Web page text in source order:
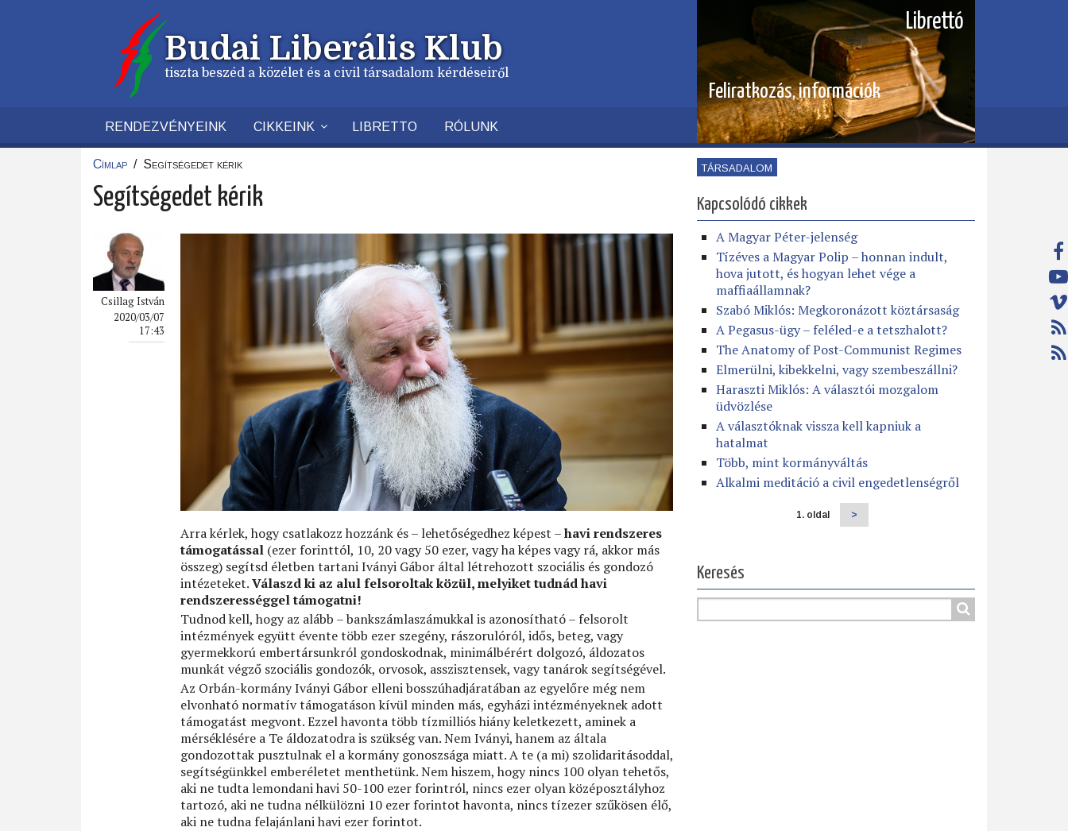
Budai Liberális Klub
tiszta beszéd a közélet és a civil társadalom kérdéseiről
Librettó
Feliratkozás, információk
RENDEZVÉNYEINK CIKKEINK LIBRETTO RÓLUNK
Címlap / Segítségedet kérik
Segítségedet kérik
Csillag István
2020/03/07
17:43
Arra kérlek, hogy csatlakozz hozzánk és – lehetőségedhez képest –havi rendszeres
támogatással (ezer forinttól, 10, 20 vagy 50 ezer, vagy ha képes vagy rá, akkor más
összeg) segítsd életben tartani Iványi Gábor által létrehozott szociális és gondozó
intézeteket.Válaszd ki az alul felsoroltak közül, melyiket tudnád havi
rendszerességgel támogatni!
Tudnod kell, hogy az alább – bankszámlaszámukkal is azonosítható – felsorolt
intézmények együtt évente több ezer szegény, rászorulóról, idős, beteg, vagy
gyermekkorú embertársunkról gondoskodnak, minimálbérért dolgozó, áldozatos
munkát végző szociális gondozók, orvosok, asszisztensek, vagy tanárok segítségével.
Az Orbán-kormány Iványi Gábor elleni bosszúhadjáratában az egyelőre még nem
elvonható normatív támogatáson kívül minden más, egyházi intézményeknek adott
támogatást megvont. Ezzel havonta több tízmilliós hiány keletkezett, aminek a
mérséklésére a Te áldozatodra is szükség van. Nem Iványi, hanem az általa
gondozottak pusztulnak el a kormány gonoszsága miatt. A te (a mi) szolidaritásoddal,
segítségünkkel emberéletet menthetünk. Nem hiszem, hogy nincs 100 olyan tehetős,
aki ne tudta lemondani havi 50-100 ezer forintról, nincs ezer olyan középosztályhoz
tartozó, aki ne tudna nélkülözni 10 ezer forintot havonta, nincs tízezer szűkösen élő,
aki ne tudna felajánlani havi ezer forintot.
TÁRSADALOM
Kapcsolódó cikkek
A Magyar Péter-jelenség
Tízéves a Magyar Polip – honnan indult,
hova jutott, és hogyan lehet vége a
maffiaállamnak?
Szabó Miklós: Megkoronázott köztársaság
A Pegasus-ügy – feléled-e a tetszhalott?
The Anatomy of Post-Communist Regimes
Elmerülni, kibekkelni, vagy szembeszállni?
Haraszti Miklós: A választói mozgalom
üdvözlése
A választóknak vissza kell kapniuk a
hatalmat
Több, mint kormányváltás
Alkalmi meditáció a civil engedetlenségről
1. oldal
Következő
oldal
>
Keresés